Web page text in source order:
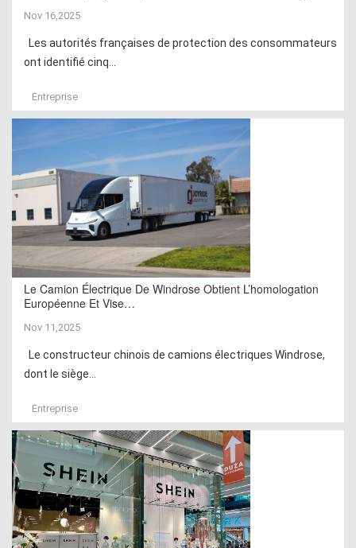
Nov 16,2025
Les autorités françaises de protection des consommateurs
ont identifié cinq...
Entreprise
Le Camion Électrique De Windrose Obtient L’homologation
Européenne Et Vise…
Nov 11,2025
Le constructeur chinois de camions électriques Windrose,
dont le siège...
Entreprise